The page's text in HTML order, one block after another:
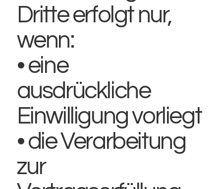
Dritte erfolgt nur,
wenn:
• eine
ausdrückliche
Einwilligung vorliegt
• die Verarbeitung
zur